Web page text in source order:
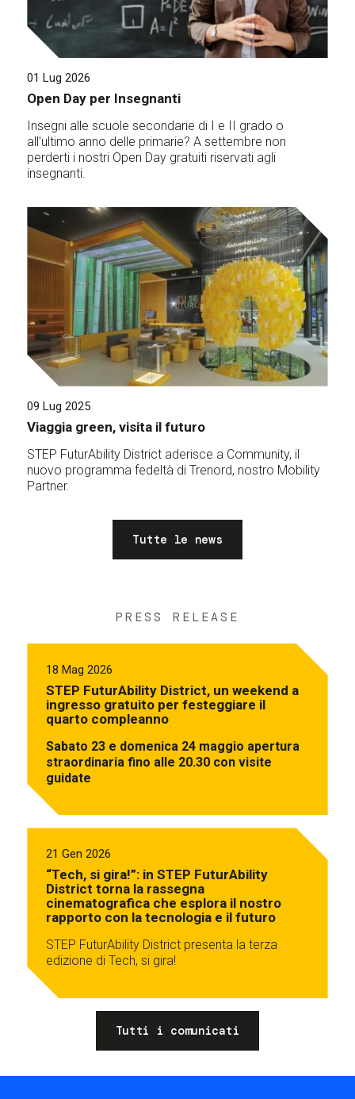
01 Lug 2026
Open Day per Insegnanti
Insegni alle scuole secondarie di I e II grado o
all'ultimo anno delle primarie? A settembre non
perderti i nostri Open Day gratuiti riservati agli
insegnanti.
09 Lug 2025
Viaggia green, visita il futuro
STEP FuturAbility District aderisce a Community, il
nuovo programma fedeltà di Trenord, nostro Mobility
Partner.
Tutte le news
PRESS RELEASE
18 Mag 2026
STEP FuturAbility District, un weekend a
ingresso gratuito per festeggiare il
quarto compleanno
Sabato 23 e domenica 24 maggio apertura
straordinaria fino alle 20.30 con visite
guidate
21 Gen 2026
“Tech, si gira!”: in STEP FuturAbility
District torna la rassegna
cinematografica che esplora il nostro
rapporto con la tecnologia e il futuro
STEP FuturAbility District presenta la terza
edizione di Tech, si gira!
Tutti i comunicati